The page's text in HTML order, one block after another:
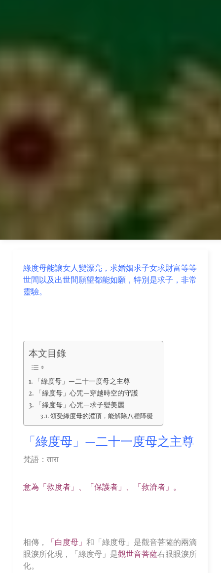
綠度母能讓女人變漂亮，求婚姻求子女求財富等等
世間以及出世間願望都能如願，特別是求子，非常
靈驗。
本文目錄
「綠度母」—二十一度母之主尊
「綠度母」心咒—穿越時空的守護
「綠度母」心咒—求子變美麗
領受綠度母的灌頂，能解除八種障礙
「綠度母」—二十一度母之主尊
梵語：तारा
意為「救度者」、「保護者」、「救濟者」。
相傳， 「白度母」和「綠度母」是觀音菩薩的兩滴
眼淚所化現，「綠度母」是觀世音菩薩右眼眼淚所
化。